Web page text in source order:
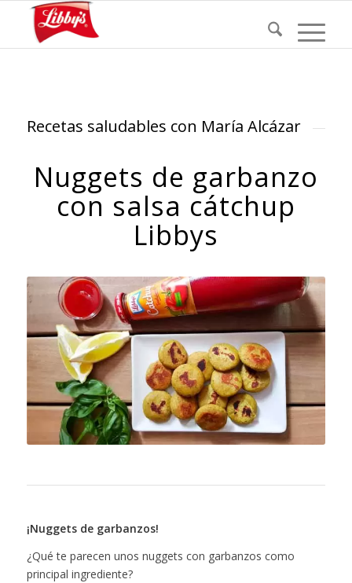
Recetas saludables con María Alcázar
Nuggets de garbanzo
con salsa cátchup
Libbys
¡Nuggets de garbanzos!
¿Qué te parecen unos nuggets con garbanzos como
principal ingrediente?